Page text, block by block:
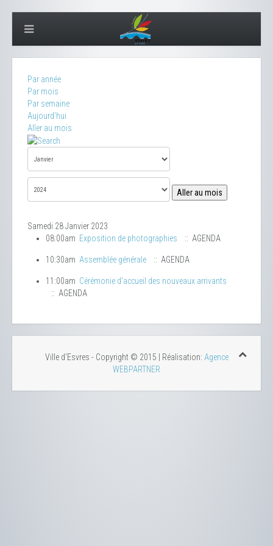
Par année
Par mois
Par semaine
Aujourd'hui
Aller au mois
Aller au mois
Samedi 28 Janvier 2023
08:00am Exposition de photographies :: AGENDA
10:30am Assemblée générale :: AGENDA
11:00am Cérémonie d'accueil des nouveaux arrivants
:: AGENDA
Ville d'Esvres - Copyright © 2015 | Réalisation: Agence
WEBPARTNER